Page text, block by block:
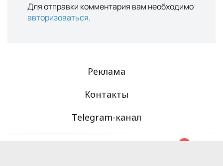
Для отправки комментария вам необходимо
авторизоваться.
Реклама
Контакты
Telegram-канал
18+